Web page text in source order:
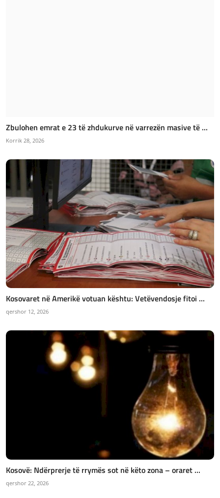
Zbulohen emrat e 23 të zhdukurve në varrezën masive të ...
Korrik 28, 2026
Kosovaret në Amerikë votuan kështu: Vetëvendosje fitoi ...
qershor 12, 2026
Kosovë: Ndërprerje të rrymës sot në këto zona – oraret ...
qershor 22, 2026